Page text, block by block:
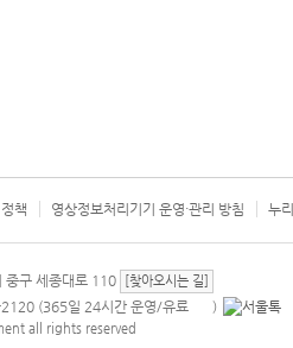
책 영상정보처리기기 운영·관리 방침 누
중구 세종대로 110 [찾아오시는 길]
(365일 24시간 운영/유료 안내팝업 열기
)
all rights reserved